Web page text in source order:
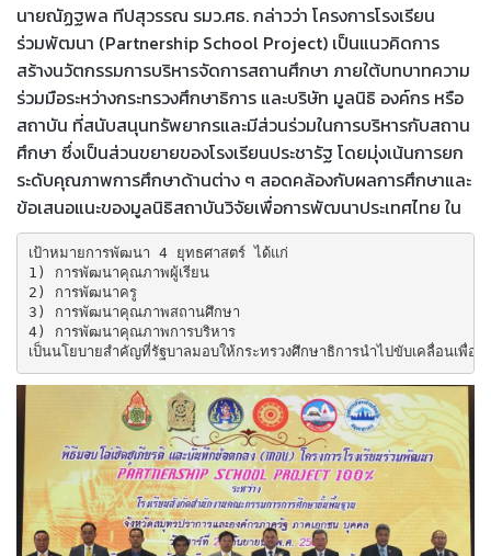
นายณัฏฐพล ทีปสุวรรณ รมว.ศธ. กล่าวว่า โครงการโรงเรียน
ร่วมพัฒนา (Partnership School Project) เป็นแนวคิดการ
สร้างนวัตกรรมการบริหารจัดการสถานศึกษา ภายใต้บทบาทความ
ร่วมมือระหว่างกระทรวงศึกษาธิการ และบริษัท มูลนิธิ องค์กร หรือ
สถาบัน ที่สนับสนุนทรัพยากรและมีส่วนร่วมในการบริหารกับสถาน
ศึกษา ซึ่งเป็นส่วนขยายของโรงเรียนประชารัฐ โดยมุ่งเน้นการยก
ระดับคุณภาพการศึกษาด้านต่าง ๆ สอดคล้องกับผลการศึกษาและ
ข้อเสนอแนะของมูลนิธิสถาบันวิจัยเพื่อการพัฒนาประเทศไทย ใน
เป้าหมายการพัฒนา 4 ยุทธศาสตร์ ได้แก่
1) การพัฒนาคุณภาพผู้เรียน
2) การพัฒนาครู
3) การพัฒนาคุณภาพสถานศึกษา
4) การพัฒนาคุณภาพการบริหาร
เป็นนโยบายสำคัญที่รัฐบาลมอบให้กระทรวงศึกษาธิการนำไปขับเคลื่อนเพื่อใ